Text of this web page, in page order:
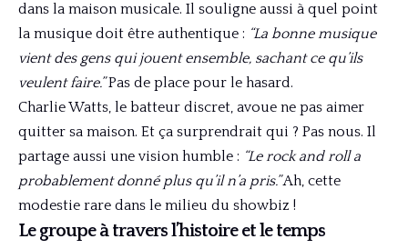
dans la maison musicale. Il souligne aussi à quel point
la musique doit être authentique : “La bonne musique
vient des gens qui jouent ensemble, sachant ce qu’ils
veulent faire.”Pas de place pour le hasard.
Charlie Watts, le batteur discret, avoue ne pas aimer
quitter sa maison. Et ça surprendrait qui ? Pas nous. Il
partage aussi une vision humble : “Le rock and roll a
probablement donné plus qu’il n’a pris.”Ah, cette
modestie rare dans le milieu du showbiz !
Le groupe à travers l’histoire et le temps